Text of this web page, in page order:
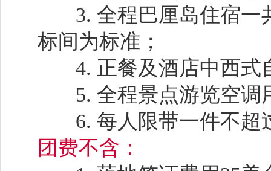
3. 全程巴厘岛住宿一
标间为标准；
4. 正餐及酒店中西式
5. 全程景点游览空调
6. 每人限带一件不超
团费不含：